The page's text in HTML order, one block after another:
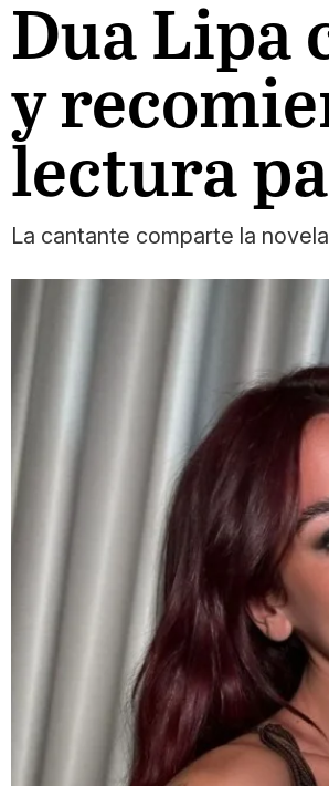
Dua Lipa
y
lectura
La cantante comparte la